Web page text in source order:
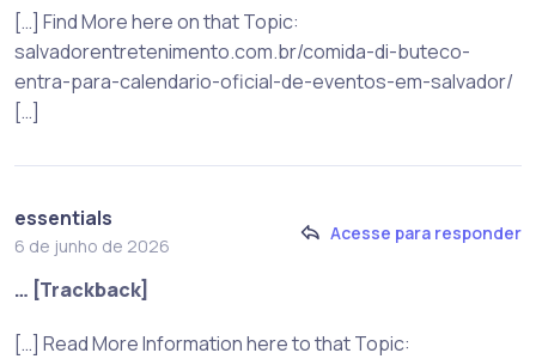
[…] Find More here on that Topic:
salvadorentretenimento.com.br/comida-di-buteco-
entra-para-calendario-oficial-de-eventos-em-salvador/
[…]
essentials
6 de junho de 2026
Acesse para responder
… [Trackback]
[…] Read More Information here to that Topic: